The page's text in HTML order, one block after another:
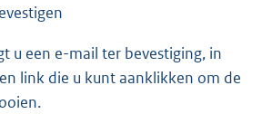
u een e-mail ter bevestiging, in
link die u kunt aanklikken om de